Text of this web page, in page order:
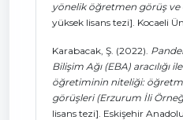
yönelik öğretmen görüş ve
yüksek lisans tezi]. Kocaeli
Karabacak, Ş. (2022).
Bilişim Ağı (EBA) aracılığı
öğretiminin niteliği:
görüşleri (Erzurum İli
lisans tezi]. Eskişehir